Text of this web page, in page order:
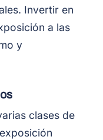
Invertir en
a las
y
clases de